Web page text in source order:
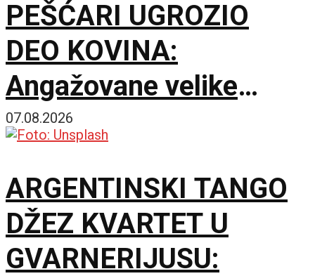
PEŠĆARI UGROZIO
DEO KOVINA:
Angažovane velike
snage za zaštitu
resursa
07.08.2026
ARGENTINSKI TANGO
DŽEZ KVARTET U
GVARNERIJUSU: